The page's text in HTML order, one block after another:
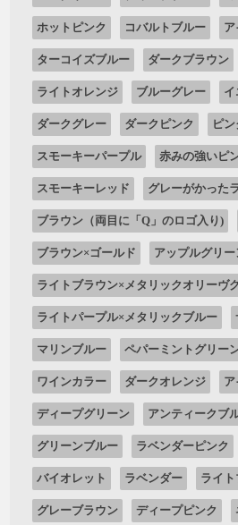
ホットピンク コバルトブルー
ターコイズブルー ダークブラウン
ライトオレンジ ブルーグレー
ダークグレー ダークピンク ピ
スモーキーパープル 赤みの強いピ
スモーキーレッド グレーがかった
ブラウン（両目に「Q」のロゴ入り)
ブラウン×ゴールド アップルグリー
ライトブラウン×メタリックオリーヴ
ライトパープル×メタリックブルー
マリンブルー ペパーミントグリー
ワインカラー ダークオレンジ
ディープグリーン アンティークブ
グリーンブルー ラベンダーピンク
バイオレット ラベンダー ライ
グレーブラウン ディープピンク